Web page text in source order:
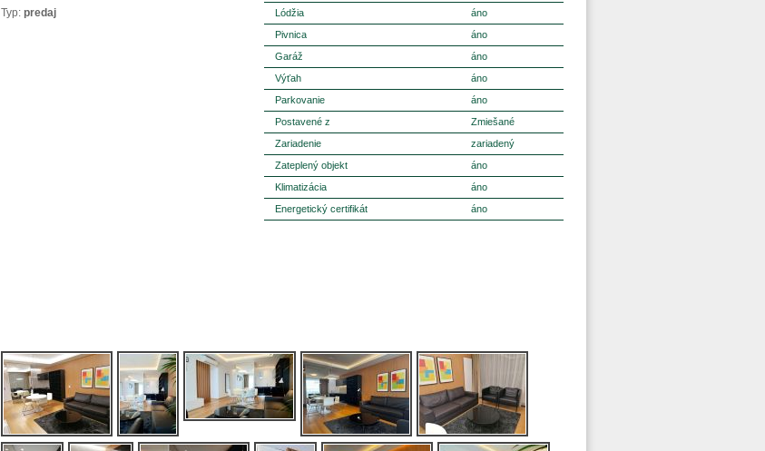
Typ: predaj
Lódžia
áno
Pivnica
áno
Garáž
áno
Výťah
áno
Parkovanie
áno
Postavené z
Zmiešané
Zariadenie
zariadený
Zateplený objekt
áno
Klimatizácia
áno
Energetický certifikát
áno